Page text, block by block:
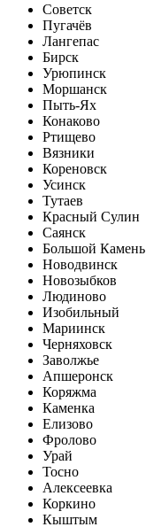
Советск
Пугачёв
Лангепас
Бирск
Урюпинск
Моршанск
Пыть-Ях
Конаково
Ртищево
Вязники
Кореновск
Усинск
Тутаев
Красный Сулин
Саянск
Большой Камень
Новодвинск
Новозыбков
Людиново
Изобильный
Мариинск
Черняховск
Заволжье
Апшеронск
Коряжма
Каменка
Елизово
Фролово
Урай
Тосно
Алексеевка
Коркино
Кыштым